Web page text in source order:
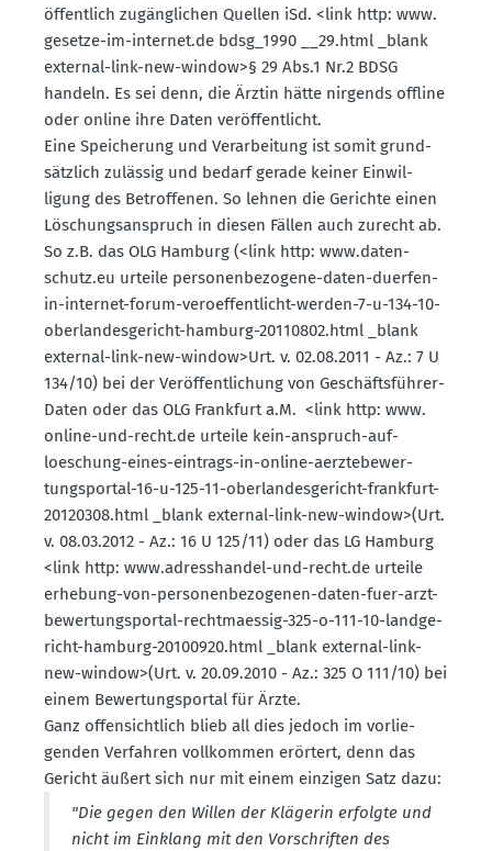
öffentlich zugäng­lichen Quellen iSd. <link http: www.​
gesetze-​im-​internet.​de bdsg_1990 __29.​html _blank
external-link-new-window>§ 29 Abs.1 Nr.2 BDSG
handeln. Es sei denn, die Ärztin hätte nirgends offline
oder online ihre Daten veröf­fent­licht.
Eine Speicherung und Verar­beitung ist somit grund­
sätzlich zulässig und bedarf gerade keiner Einwil­
ligung des Betrof­fenen. So lehnen die Gerichte einen
Löschungs­an­spruch in diesen Fällen auch zurecht ab.
So z.B. das OLG Hamburg (<link http: www.​daten­
schutz.​eu urteile perso­nen­be­zogene-daten-duerfen-
in-internet-forum-veroef­fent­licht-werden-7-u-134-10-
oberlan­des­ge­richt-hamburg-20110802.html _blank
external-link-new-window>Urt. v. 02.08.2011 - Az.: 7 U
134/10) bei der Veröf­fent­li­chung von Geschäfts­führer-
Daten oder das OLG Frankfurt a.M. <link http: www.​
online-​und-​recht.​de urteile kein-anspruch-auf-
loeschung-eines-eintrags-in-online-aerzte­be­wer­
tungs­portal-16-u-125-11-oberlan­des­ge­richt-frankfurt-
20120308.html _blank external-link-new-window>(Urt.
v. 08.03.2012 - Az.: 16 U 125/11) oder das LG Hamburg
<link http: www.​adress­handel-​und-​recht.​de urteile
erhebung-von-perso­nen­be­zo­genen-daten-fuer-arzt-
bewer­tungs­portal-recht­ma­essig-325-o-111-10-landge­
richt-hamburg-20100920.html _blank external-link-
new-window>(Urt. v. 20.09.2010 - Az.: 325 O 111/10) bei
einem Bewer­tungs­portal für Ärzte.
Ganz offen­sichtlich blieb all dies jedoch im vorlie­
genden Verfahren vollkommen erörtert, denn das
Gericht äußert sich nur mit einem einzigen Satz dazu:
"Die gegen den Willen der Klägerin erfolgte und
nicht im Einklang mit den Vorschriften des